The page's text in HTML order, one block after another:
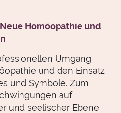
Homöopathie und
Umgang
und den Einsatz
und Symbole. Zum
auf
und seelischer Ebene